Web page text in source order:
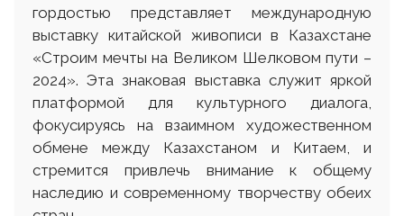
гордостью представляет международную
выставку китайской живописи в Казахстане
«Строим мечты на Великом Шелковом пути –
2024». Эта знаковая выставка служит яркой
платформой для культурного диалога,
фокусируясь на взаимном художественном
обмене между Казахстаном и Китаем, и
стремится привлечь внимание к общему
наследию и современному творчеству обеих